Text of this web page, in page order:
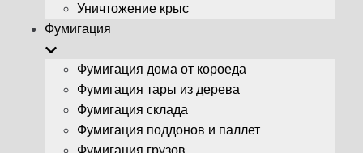
Уничтожение крыс
Фумигация
Фумигация дома от короеда
Фумигация тары из дерева
Фумигация склада
Фумигация поддонов и паллет
Фумигация грузов